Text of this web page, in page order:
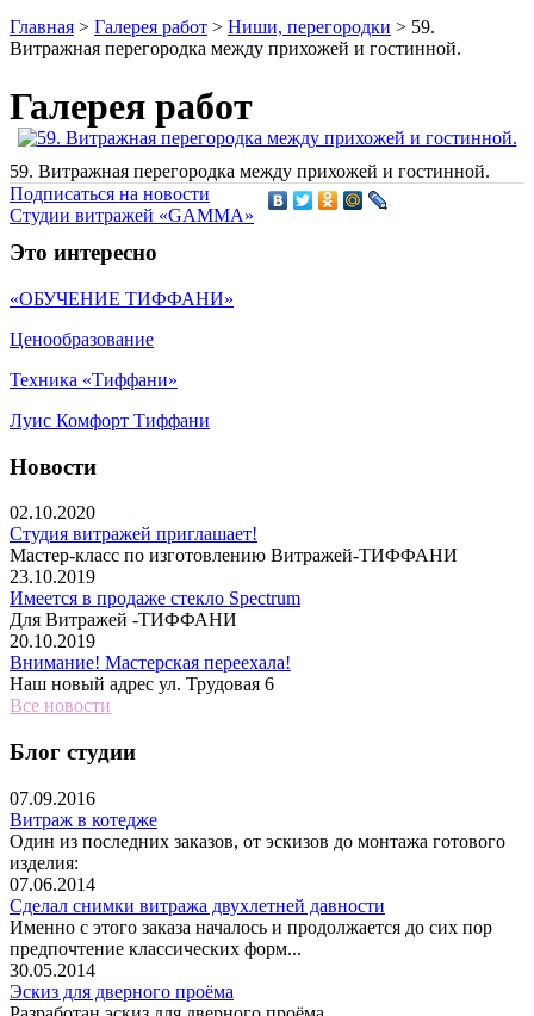
Главная > Галерея работ > Ниши, перегородки > 59.
Витражная перегородка между прихожей и гостинной.
Галерея работ
59. Витражная перегородка между прихожей и гостинной.
Подписаться на новости
Студии витражей «GAMMA»
Это интересно
«ОБУЧЕНИЕ ТИФФАНИ»
Ценообразование
Техника «Тиффани»
Луис Комфорт Тиффани
Новости
02.10.2020
Студия витражей приглашает!
Мастер-класс по изготовлению Витражей-ТИФФАНИ
23.10.2019
Имеется в продаже стекло Spectrum
Для Витражей -ТИФФАНИ
20.10.2019
Внимание! Мастерская переехала!
Наш новый адрес ул. Трудовая 6
Все новости
Блог студии
07.09.2016
Витраж в котедже
Один из последних заказов, от эскизов до монтажа готового
изделия:
07.06.2014
Сделал снимки витража двухлетней давности
Именно с этого заказа началось и продолжается до сих пор
предпочтение классических форм...
30.05.2014
Эскиз для дверного проёма